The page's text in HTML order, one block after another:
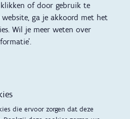
of door gebruik te
ga je akkoord met het
Wil je meer weten over
die ervoor zorgen dat deze
Vertalingen